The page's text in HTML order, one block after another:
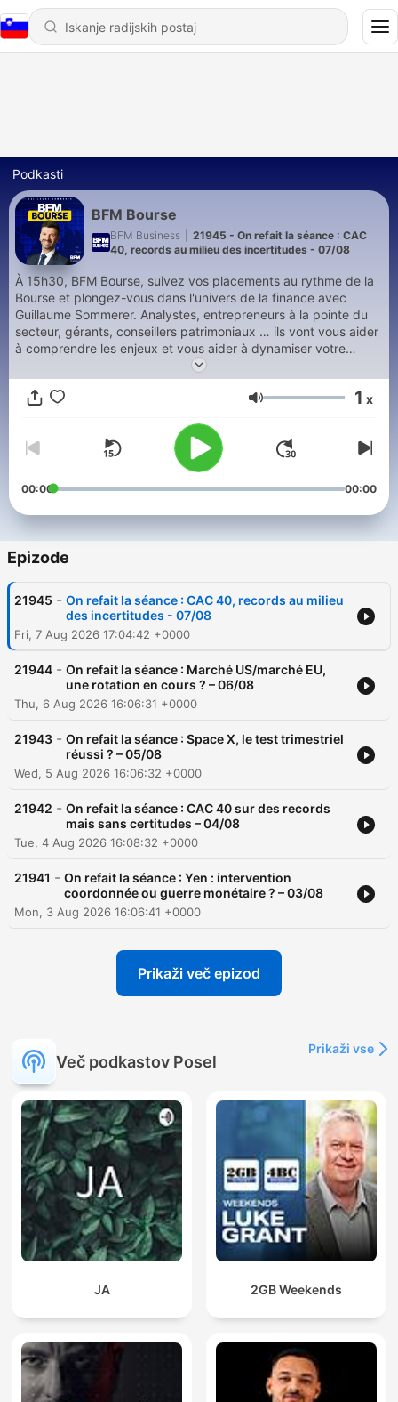
Podkasti
BFM Bourse
BFM Business
21945 - On refait la séance : CAC
40, records au milieu des incertitudes - 07/08
À 15h30, BFM Bourse, suivez vos placements au rythme de la
Bourse et plongez-vous dans l'univers de la finance avec
Guillaume Sommerer. Analystes, entrepreneurs à la pointe du
secteur, gérants, conseillers patrimoniaux … ils vont vous aider
à comprendre les enjeux et vous aider à dynamiser votre
portefeuille. Retrouvez l’émission du lundi au vendredi et
réécoutez la en podcast.
Glasnost 1 x
00:00 00:00
Epizode
21945 - On refait la séance : CAC 40, records au milieu
des incertitudes - 07/08
Fri, 7 Aug 2026 17:04:42 +0000
21944 - On refait la séance : Marché US/marché EU,
une rotation en cours ? – 06/08
Thu, 6 Aug 2026 16:06:31 +0000
21943 - On refait la séance : Space X, le test trimestriel
réussi ? – 05/08
Wed, 5 Aug 2026 16:06:32 +0000
21942 - On refait la séance : CAC 40 sur des records
mais sans certitudes – 04/08
Tue, 4 Aug 2026 16:08:32 +0000
21941 - On refait la séance : Yen : intervention
coordonnée ou guerre monétaire ? – 03/08
Mon, 3 Aug 2026 16:06:41 +0000
Prikaži več epizod
Več podkastov Posel
Prikaži vse
JA 2GB Weekends